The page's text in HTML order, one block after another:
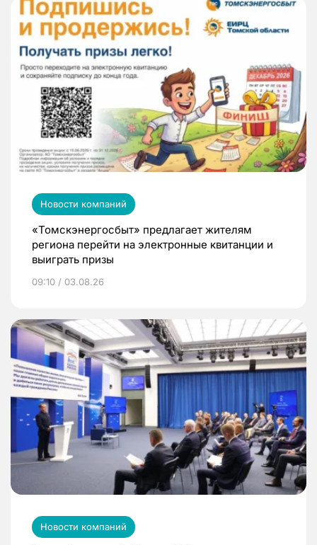
Новости компаний
«Томскэнергосбыт» предлагает жителям
региона перейти на электронные квитанции и
выиграть призы
09:10 / 03.08.26
Новости компаний